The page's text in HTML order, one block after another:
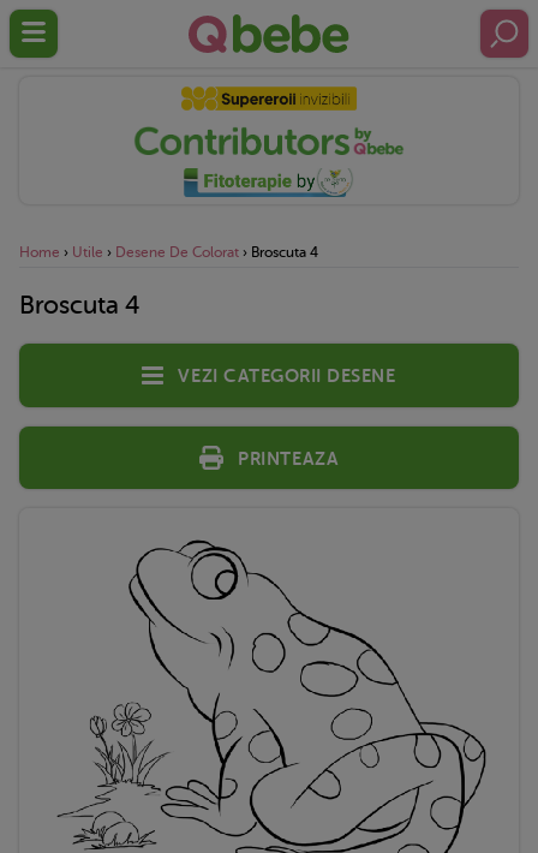
Home › Utile › Desene De Colorat › Broscuta 4
Broscuta 4
Vezi categorii desene
Printeaza